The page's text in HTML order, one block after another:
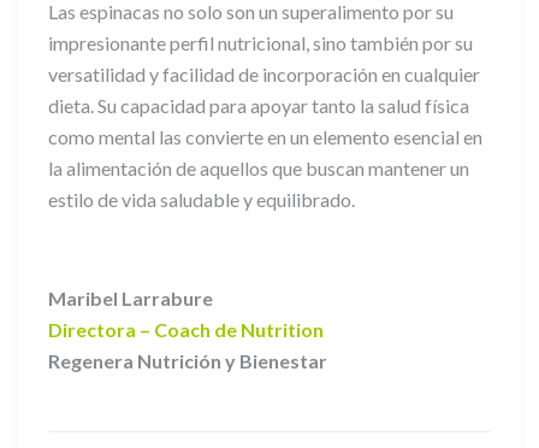
Las espinacas no solo son un superalimento por su
impresionante perfil nutricional, sino también por su
versatilidad y facilidad de incorporación en cualquier
dieta. Su capacidad para apoyar tanto la salud física
como mental las convierte en un elemento esencial en
la alimentación de aquellos que buscan mantener un
estilo de vida saludable y equilibrado.
Maribel Larrabure
Directora – Coach de Nutrition
Regenera Nutrición y Bienestar